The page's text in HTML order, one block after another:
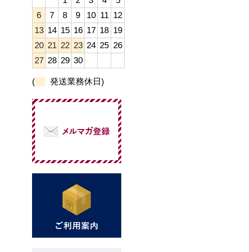
6
7 8 9 10 11 12
13 14 15 16 17 18 19
20 21 22 23 24 25 26
27 28 29 30
( 発送業務休日)